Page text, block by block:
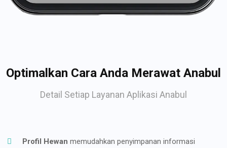
Optimalkan Cara Anda Merawat Anabul
Detail Setiap Layanan Aplikasi Anabul
Profil Hewan memudahkan penyimpanan informasi